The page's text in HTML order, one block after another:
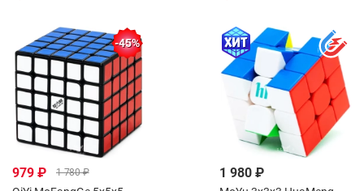
-45%
979 ₽ 1 780 ₽ 1 980 ₽